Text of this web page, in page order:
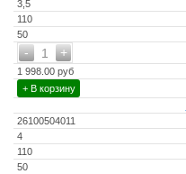
3,5
110
50
+
- 1
1 998.00 руб
+ В корзину
26100504011
4
110
50